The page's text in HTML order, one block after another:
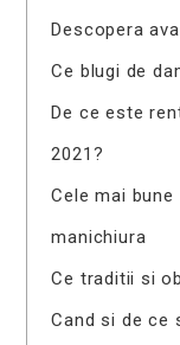
Descopera
Ce blugi de
De ce este
2021?
Cele mai
manichiura
Ce traditii si
Cand si de ce